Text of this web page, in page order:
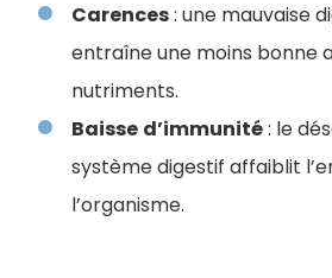
Carences: une mauvaise
entraîne une moins bonne
nutriments.
Baisse d’immunité: le
système digestif affaiblit
l’organisme.